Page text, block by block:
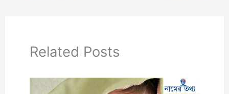
Related Posts